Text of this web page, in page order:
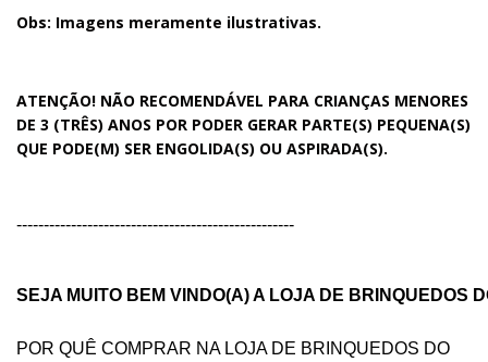
Obs: Imagens meramente ilustrativas.
ATENÇÃO! NÃO RECOMENDÁVEL PARA CRIANÇAS MENORES
DE 3 (TRÊS) ANOS POR PODER GERAR PARTE(S) PEQUENA(S)
QUE PODE(M) SER ENGOLIDA(S) OU ASPIRADA(S).
---------------------------------------------------
SEJA MUITO BEM VINDO(A) A LOJA DE BRINQUEDOS
POR QUÊ COMPRAR NA LOJA DE BRINQUEDOS DO